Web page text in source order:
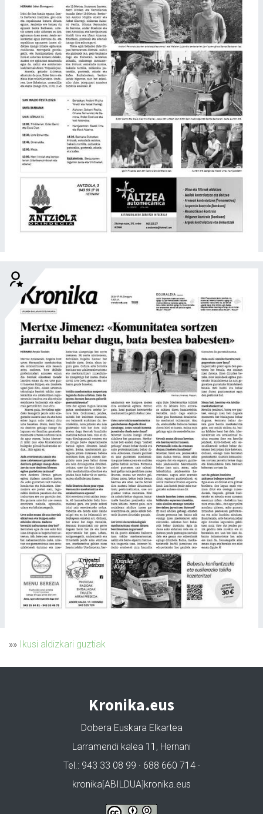
»» Ikusi aldizkari guztiak
Kronika.eus
Dobera Euskara Elkartea
Larramendi kalea 11, Hernani
Tel.: 943 33 08 99 · 688 660 714 ·
kronika[ABILDUA]kronika.eus